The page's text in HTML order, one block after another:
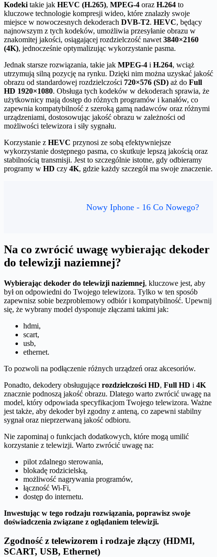
Kodekitakie jak HEVC (H.265), MPEG-4 oraz H.264 to
kluczowe technologie kompresji wideo, które znalazły swoje
miejsce w nowoczesnych dekoderach DVB-T2. HEVC, będący
najnowszym z tych kodeków, umożliwia przesyłanie obrazu w
znakomitej jakości, osiągającej rozdzielczość nawet3840×2160
(4K), jednocześnie optymalizując wykorzystanie pasma.
Jednak starsze rozwiązania, takie jak MPEG-4 i H.264, wciąż
utrzymują silną pozycję na rynku. Dzięki nim można uzyskać jakość
obrazu od standardowej rozdzielczości 720×576 (SD) aż do Full
HD 1920×1080. Obsługa tych kodeków w dekoderach sprawia, że
użytkownicy mają dostęp do różnych programów i kanałów, co
zapewnia kompatybilność z szeroką gamą nadawców oraz różnymi
urządzeniami, dostosowując jakość obrazu w zależności od
możliwości telewizora i siły sygnału.
Korzystanie z HEVC przynosi ze sobą efektywniejsze
wykorzystanie dostępnego pasma, co skutkuje lepszą jakością oraz
stabilnością transmisji. Jest to szczególnie istotne, gdy odbieramy
programy w HD czy 4K, gdzie każdy szczegół ma swoje znaczenie.
Nowy Iphone - 16 Co Nowego?
Na co zwrócić uwagę wybierając dekoder
do telewizji naziemnej?
Wybierając dekoder do telewizji naziemnej, kluczowe jest, aby
był on odpowiedni do Twojego telewizora. Tylko w ten sposób
zapewnisz sobie bezproblemowy odbiór i kompatybilność. Upewnij
się, że wybrany model dysponuje złączami takimi jak:
hdmi,
scart,
usb,
ethernet.
To pozwoli na podłączenie różnych urządzeń oraz akcesoriów.
Ponadto, dekodery obsługujące rozdzielczości HD, Full HD i 4K
znacznie podnoszą jakość obrazu. Dlatego warto zwrócić uwagę na
model, który odpowiada specyfikacjom Twojego telewizora. Ważne
jest także, aby dekoder był zgodny z anteną, co zapewni stabilny
sygnał oraz nieprzerwaną jakość odbioru.
Nie zapominaj o funkcjach dodatkowych, które mogą umilić
korzystanie z telewizji. Warto zwrócić uwagę na:
pilot zdalnego sterowania,
blokadę rodzicielską,
możliwość nagrywania programów,
łączność Wi-Fi,
dostęp do internetu.
Inwestując w tego rodzaju rozwiązania, poprawisz swoje
doświadczenia związane z oglądaniem telewizji.
Zgodność z telewizorem i rodzaje złączy (HDMI,
SCART, USB, Ethernet)